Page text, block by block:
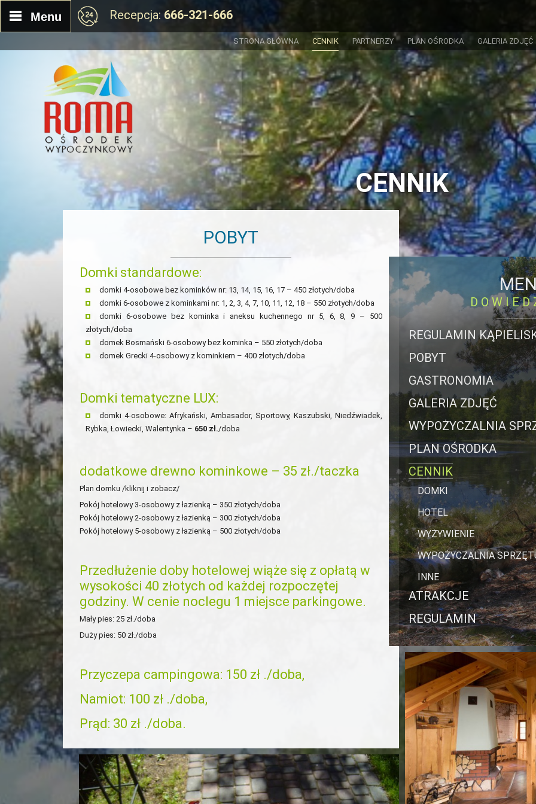
Menu Recepcja: 666-321-666
STRONA GŁÓWNA CENNIK PARTNERZY PLAN OŚRODKA GALERIA ZDJĘĆ
CENNIK
POBYT
Domki standardowe:
domki 4-osobowe bez kominków nr: 13, 14, 15, 16, 17 – 450 złotych/doba
domki 6-osobowe z kominkami nr: 1, 2, 3, 4, 7, 10, 11, 12, 18 – 550 złotych/doba
domki 6-osobowe bez kominka i aneksu kuchennego nr 5, 6, 8, 9 – 500
złotych/doba
domek Bosmański 6-osobowy bez kominka – 550 złotych/doba
domek Grecki 4-osobowy z kominkiem – 400 złotych/doba
Domki tematyczne LUX:
domki 4-osobowe: Afrykański, Ambasador, Sportowy, Kaszubski, Niedźwiadek,
Rybka, Łowiecki, Walentynka – 650 zł./doba
dodatkowe drewno kominkowe – 35 zł./taczka
Plan domku /kliknij i zobacz/
Pokój hotelowy 3-osobowy z łazienką – 350 złotych/doba
Pokój hotelowy 2-osobowy z łazienką – 300 złotych/doba
Pokój hotelowy 5-osobowy z łazienką – 500 złotych/doba
Przedłużenie doby hotelowej wiąże się z opłatą w
wysokości 40 złotych od każdej rozpoczętej
godziny. W cenie noclegu 1 miejsce parkingowe.
Mały pies: 25 zł./doba
Duży pies: 50 zł./doba
Przyczepa campingowa: 150 zł ./doba,
Namiot: 100 zł ./doba,
Prąd: 30 zł ./doba.
REGULAMIN
POBYT
GASTRONOMIA
GALERIA ZDJĘĆ
WYPOŻYCZALNIA
PLAN OŚRODKA
CENNIK
DOMKI
HOTEL
WYŻYWIENIE
WYPOŻYCZALNIA
INNE
ATRAKCJE
REGULAMIN